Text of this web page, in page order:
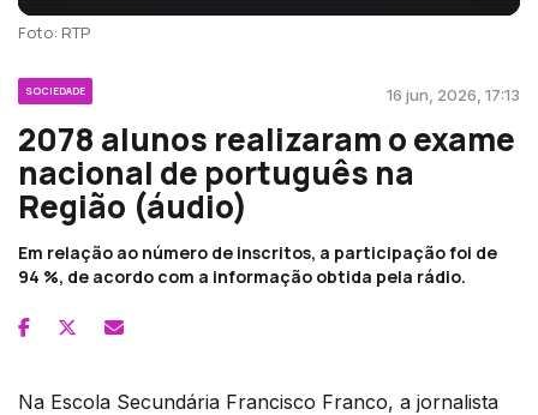
Foto: RTP
SOCIEDADE 16 jun, 2026, 17:13
2078 alunos realizaram o exame
nacional de português na
Região (áudio)
Em relação ao número de inscritos, a participação foi de
94 %, de acordo com a informação obtida pela rádio.
Na Escola Secundária Francisco Franco, a jornalista